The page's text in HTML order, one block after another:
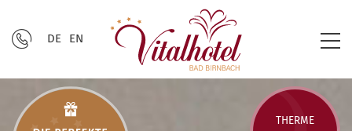
DE EN
THERME